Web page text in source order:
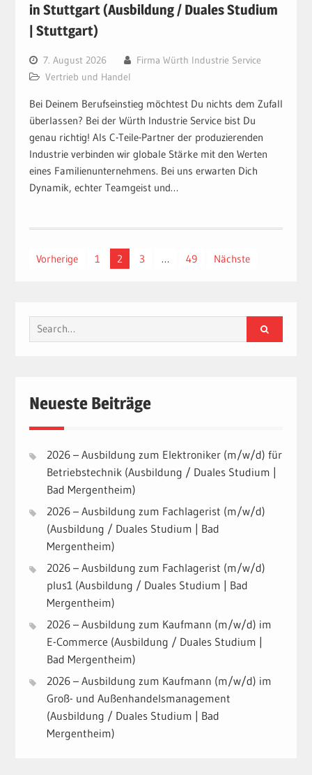
in Stuttgart (Ausbildung / Duales Studium
| Stuttgart)
7. August 2026
Firma Würth Industrie Service
Vertrieb und Handel
Bei Deinem Berufseinstieg möchtest Du nichts dem Zufall
überlassen? Bei der Würth Industrie Service bist Du
genau richtig! Als C-Teile-Partner der produzierenden
Industrie verbinden wir globale Stärke mit den Werten
eines Familienunternehmens. Bei uns erwarten Dich
Dynamik, echter Teamgeist und…
Beitragsnavigation
Vorherige 1 2 3 … 49 Nächste
Search
for:
Neueste Beiträge
2026 – Ausbildung zum Elektroniker (m/w/d) für
Betriebstechnik (Ausbildung / Duales Studium |
Bad Mergentheim)
2026 – Ausbildung zum Fachlagerist (m/w/d)
(Ausbildung / Duales Studium | Bad
Mergentheim)
2026 – Ausbildung zum Fachlagerist (m/w/d)
plus1 (Ausbildung / Duales Studium | Bad
Mergentheim)
2026 – Ausbildung zum Kaufmann (m/w/d) im
E-Commerce (Ausbildung / Duales Studium |
Bad Mergentheim)
2026 – Ausbildung zum Kaufmann (m/w/d) im
Groß- und Außenhandelsmanagement
(Ausbildung / Duales Studium | Bad
Mergentheim)